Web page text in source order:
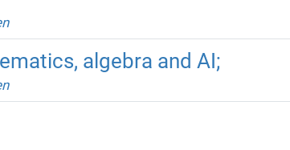
algebra and AI;